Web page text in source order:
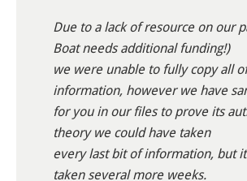
Due to a lack of resource on our
Boat needs additional funding!)
we were unable to fully copy all
information, however we have
for you in our files to prove its
theory we could have taken
every last bit of information, but
taken several more weeks.